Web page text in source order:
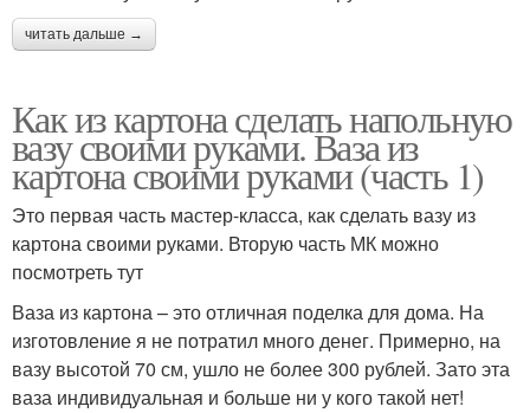
читать дальше →
Как из картона сделать напольную
вазу своими руками. Ваза из
картона своими руками (часть 1)
Это первая часть мастер-класса, как сделать вазу из
картона своими руками. Вторую часть МК можно
посмотреть тут
Ваза из картона – это отличная поделка для дома. На
изготовление я не потратил много денег. Примерно, на
вазу высотой 70 см, ушло не более 300 рублей. Зато эта
ваза индивидуальная и больше ни у кого такой нет!